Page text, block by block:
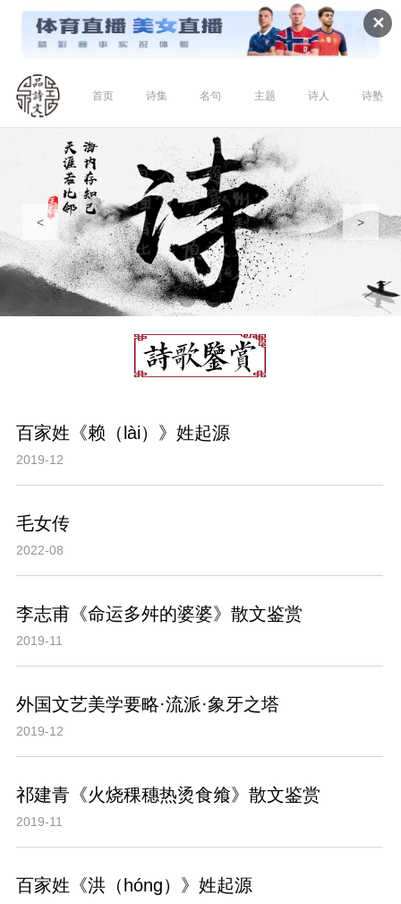
✕
首页 诗集 名句 主题 诗人 诗塾
< >
百家姓《赖（lài）》姓起源
2019-12
毛女传
2022-08
李志甫《命运多舛的婆婆》散文鉴赏
2019-11
外国文艺美学要略·流派·象牙之塔
2019-12
祁建青《火烧稞穗热烫食飨》散文鉴赏
2019-11
百家姓《洪（hóng）》姓起源